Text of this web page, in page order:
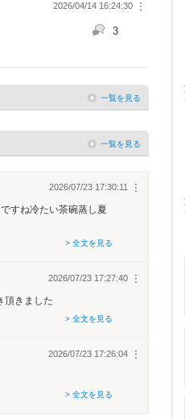
︙
2026/04/14 16:24:30
3
一覧を見る
一覧を見る
︙
2026/07/23 17:30:11
すね冷たい茶碗蒸し夏
> 全文を見る
︙
2026/07/23 17:27:40
頂きました
> 全文を見る
︙
2026/07/23 17:26:04
> 全文を見る